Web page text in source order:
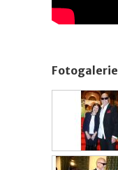
Fotogalerie